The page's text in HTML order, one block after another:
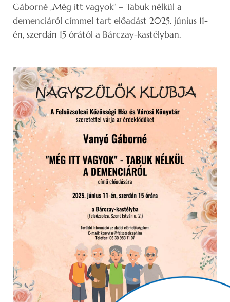
Gáborné „Még itt vagyok” – Tabuk nélkül a
demenciáról címmel tart előadást 2025. június 11-
én, szerdán 15 órától a Bárczay-kastélyban.